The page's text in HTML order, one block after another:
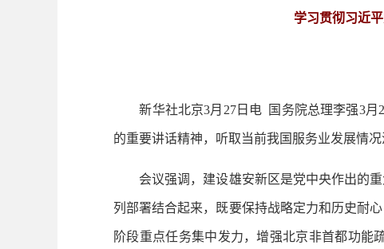
学习贯彻习近
新华社北京3月27日电 国务院总理李强3月
的重要讲话精神，听取当前我国服务业发展情
会议强调，建设雄安新区是党中央作出的重
列部署结合起来，既要保持战略定力和历史耐
阶段重点任务集中发力，增强北京非首都功能